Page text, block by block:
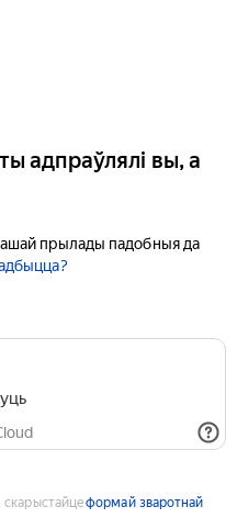
адпраўлялі вы, а
прылады падобныя да
скарыстайцеформай зваротнай